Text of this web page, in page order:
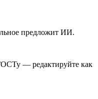
предложит ИИ.
— редактируйте как